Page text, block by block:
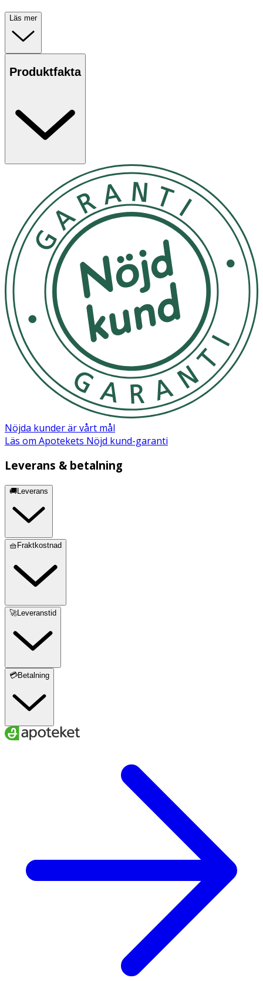
Läs mer
Produktfakta
Nöjda kunder är vårt mål
Läs om Apotekets Nöjd kund-garanti
Leverans & betalning
🚚Leverans
🧺Fraktkostnad
🚀Leveranstid
💳Betalning